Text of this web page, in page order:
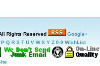
Rights Reserved
Google+
P Q R S T U V W X Y Z 0-9 WishList